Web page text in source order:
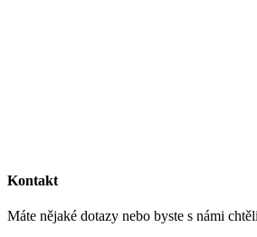
Kontakt
Máte nějaké dotazy nebo byste s námi